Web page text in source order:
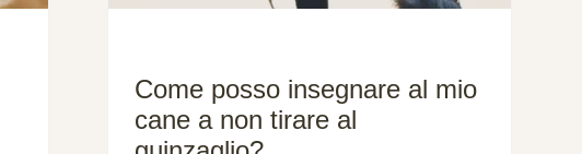
Come posso insegnare al mio
cane a non tirare al